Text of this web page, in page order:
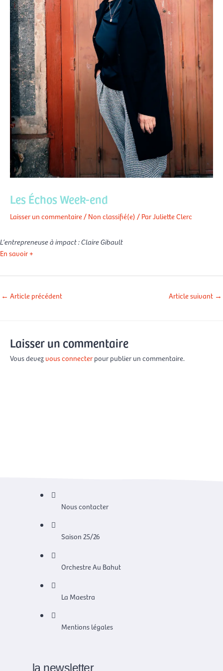
Les Échos Week-end
Laisser un commentaire/Non classifié(e)/ ParJuliette Clerc
L’entrepreneuse à impact : Claire Gibault
En savoir +
← Article précédent Article suivant →
Laisser un commentaire
Vous devezvous connecterpour publier un commentaire.
Nous contacter
Saison 25/26
Orchestre Au Bahut
La Maestra
Mentions légales
la newsletter